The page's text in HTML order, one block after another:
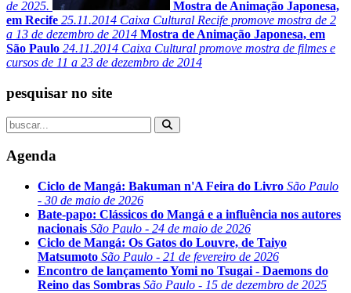
de 2025.
Mostra de Animação Japonesa,
em Recife 25.11.2014 Caixa Cultural Recife promove mostra de 2
a 13 de dezembro de 2014 Mostra de Animação Japonesa, em
São Paulo 24.11.2014 Caixa Cultural promove mostra de filmes e
cursos de 11 a 23 de dezembro de 2014
pesquisar no site
Agenda
Ciclo de Mangá: Bakuman n'A Feira do Livro São Paulo
- 30 de maio de 2026
Bate-papo: Clássicos do Mangá e a influência nos autores
nacionais São Paulo - 24 de maio de 2026
Ciclo de Mangá: Os Gatos do Louvre, de Taiyo
Matsumoto São Paulo - 21 de fevereiro de 2026
Encontro de lançamento Yomi no Tsugai - Daemons do
Reino das Sombras São Paulo - 15 de dezembro de 2025